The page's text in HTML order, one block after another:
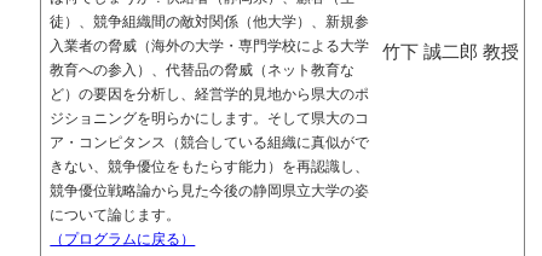
徒）、競争組織間の敵対関係（他大学）、新規参
入業者の脅威（海外の大学・専門学校による大学
教育への参入）、代替品の脅威（ネット教育な
ど）の要因を分析し、経営学的見地から県大のポ
ジショニングを明らかにします。そして県大のコ
ア・コンピタンス（競合している組織に真似がで
きない、競争優位をもたらす能力）を再認識し、
競争優位戦略論から見た今後の静岡県立大学の姿
について論じます。
（プログラムに戻る）
竹下 誠二郎 教授